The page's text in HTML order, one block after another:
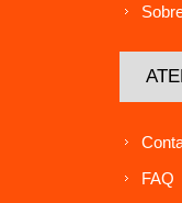
FAQ